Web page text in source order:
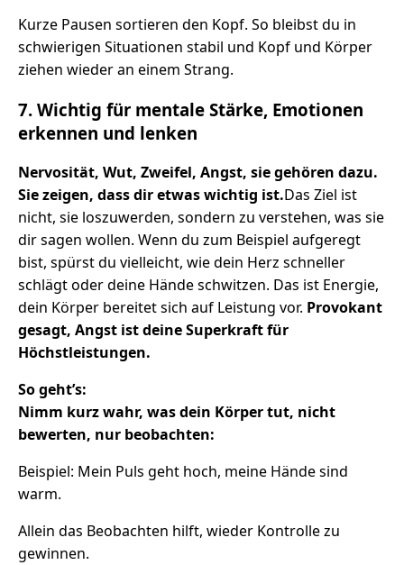
Kurze Pausen sortieren den Kopf. So bleibst du in
schwierigen Situationen stabil und Kopf und Körper
ziehen wieder an einem Strang.
7. Wichtig für mentale Stärke, Emotionen
erkennen und lenken
Nervosität, Wut, Zweifel, Angst, sie gehören dazu.
Sie zeigen, dass dir etwas wichtig ist.Das Ziel ist
nicht, sie loszuwerden, sondern zu verstehen, was sie
dir sagen wollen. Wenn du zum Beispiel aufgeregt
bist, spürst du vielleicht, wie dein Herz schneller
schlägt oder deine Hände schwitzen. Das ist Energie,
dein Körper bereitet sich auf Leistung vor. Provokant
gesagt, Angst ist deine Superkraft für
Höchstleistungen.
So geht’s:
Nimm kurz wahr, was dein Körper tut, nicht
bewerten, nur beobachten:
Beispiel: Mein Puls geht hoch, meine Hände sind
warm.
Allein das Beobachten hilft, wieder Kontrolle zu
gewinnen.